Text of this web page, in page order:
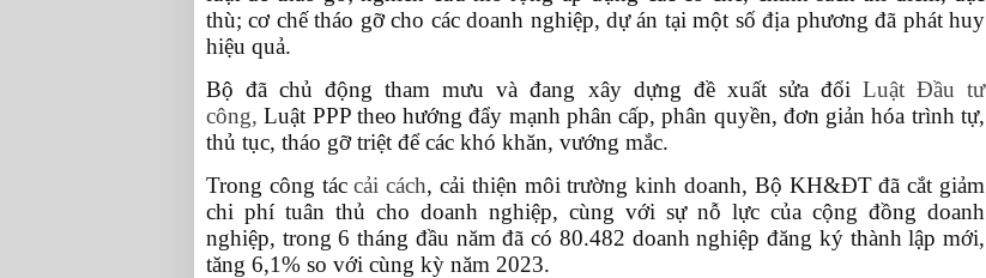
thù; cơ chế tháo gỡ cho các doanh nghiệp, dự án tại một số địa phương đã phát huy
hiệu quả.
Bộ đã chủ động tham mưu và đang xây dựng đề xuất sửa đổi Luật Đầu tư
công, Luật PPP theo hướng đẩy mạnh phân cấp, phân quyền, đơn giản hóa trình tự,
thủ tục, tháo gỡ triệt để các khó khăn, vướng mắc.
Trong công táccải cách, cải thiện môi trường kinh doanh, Bộ KH&ĐT đã cắt giảm
chi phí tuân thủ cho doanh nghiệp, cùng với sự nỗ lực của cộng đồng doanh
nghiệp, trong 6 tháng đầu năm đã có 80.482 doanh nghiệp đăng ký thành lập mới,
tăng 6,1% so với cùng kỳ năm 2023.